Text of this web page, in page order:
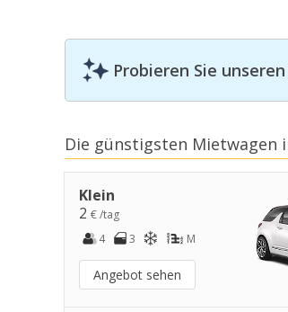
Probieren Sie
Die günstigsten Mietwagen
Klein
2 € /tag
4
3 M
Angebot sehen